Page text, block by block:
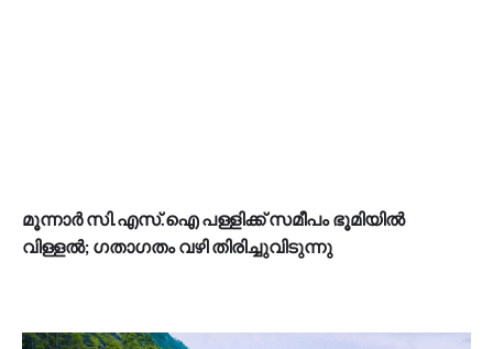
മൂന്നാർ സി.എസ്.ഐ പള്ളിക്ക് സമീപം ഭൂമിയിൽ
വിള്ളൽ; ഗതാഗതം വഴി തിരിച്ചുവിടുന്നു